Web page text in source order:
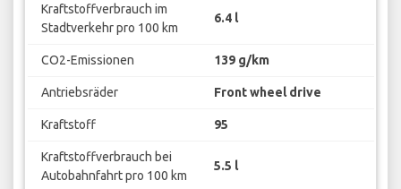
Kraftstoffverbrauch im
Stadtverkehr pro 100 km
6.4 l
CO2-Emissionen 139 g/km
Antriebsräder Front wheel drive
Kraftstoff 95
Kraftstoffverbrauch bei
Autobahnfahrt pro 100 km
5.5 l